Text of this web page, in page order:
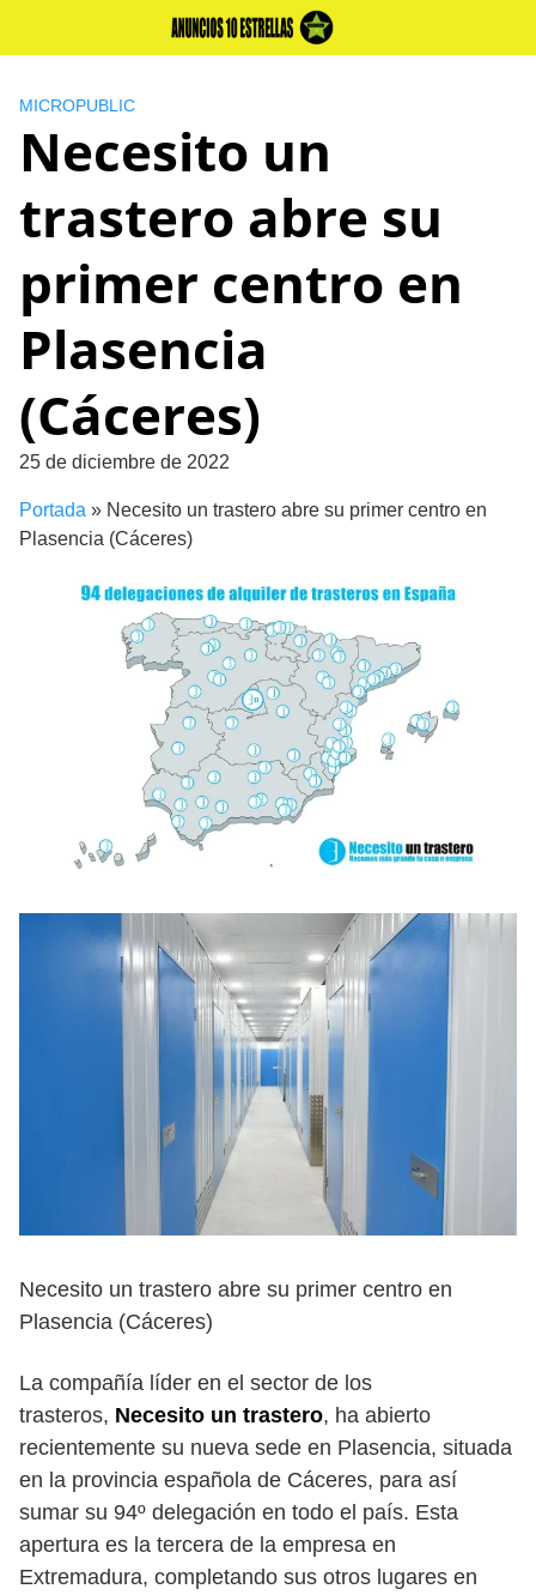
MICROPUBLIC
Necesito un
trastero abre su
primer centro en
Plasencia
(Cáceres)
25 de diciembre de 2022
Portada » Necesito un trastero abre su primer centro en
Plasencia (Cáceres)
Necesito un trastero abre su primer centro en
Plasencia (Cáceres)
La compañía líder en el sector de los
trasteros, Necesito un trastero, ha abierto
recientemente su nueva sede en Plasencia, situada
en la provincia española de Cáceres, para así
sumar su 94º delegación en todo el país. Esta
apertura es la tercera de la empresa en
Extremadura, completando sus otros lugares en